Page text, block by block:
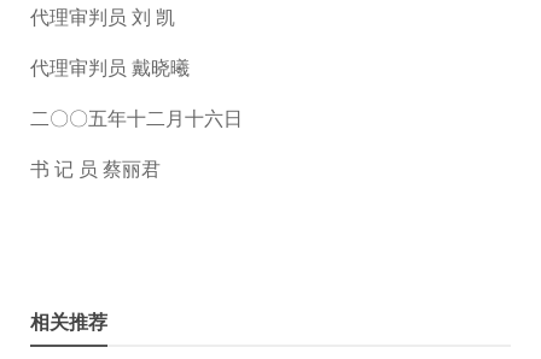
代理审判员 刘 凯
代理审判员 戴晓曦
二〇〇五年十二月十六日
书 记 员 蔡丽君
相关推荐